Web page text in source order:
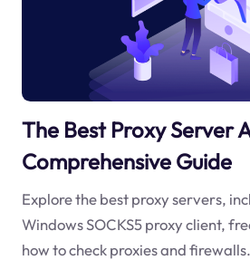
The Best Proxy Server
Comprehensive Guide
Explore the best proxy servers,
Windows SOCKS5 proxy client,
how to check proxies and firewalls.